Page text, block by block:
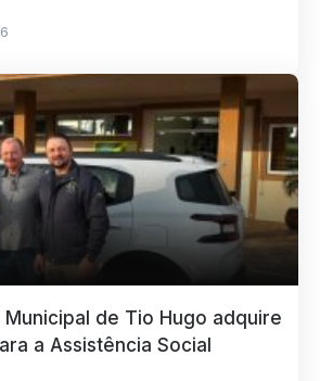
de Tio Hugo adquire
a Assistência Social